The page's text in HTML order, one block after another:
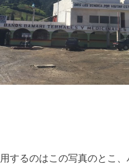
するのはこの写真のとこ